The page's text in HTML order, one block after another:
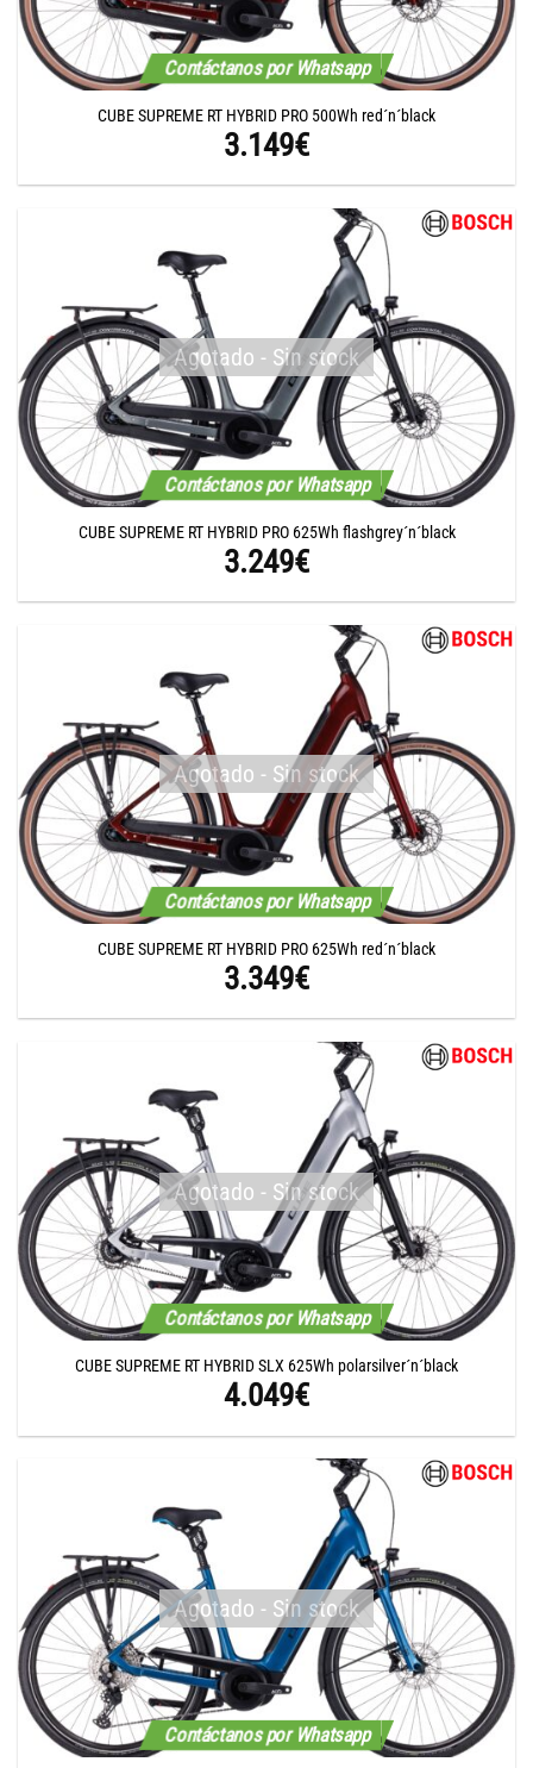
Contáctanos por Whatsapp
CUBE SUPREME RT HYBRID PRO 500Wh red´n´black
3.149€
Contáctanos por Whatsapp
Agotado - Sin stock
CUBE SUPREME RT HYBRID PRO 625Wh flashgrey´n´black
3.249€
Contáctanos por Whatsapp
Agotado - Sin stock
CUBE SUPREME RT HYBRID PRO 625Wh red´n´black
3.349€
Contáctanos por Whatsapp
Agotado - Sin stock
CUBE SUPREME RT HYBRID SLX 625Wh polarsilver´n´black
4.049€
Contáctanos por Whatsapp
Agotado - Sin stock